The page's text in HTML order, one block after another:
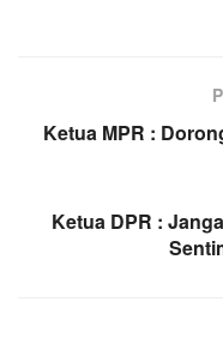
Ketua MPR :
Ketua DPR :